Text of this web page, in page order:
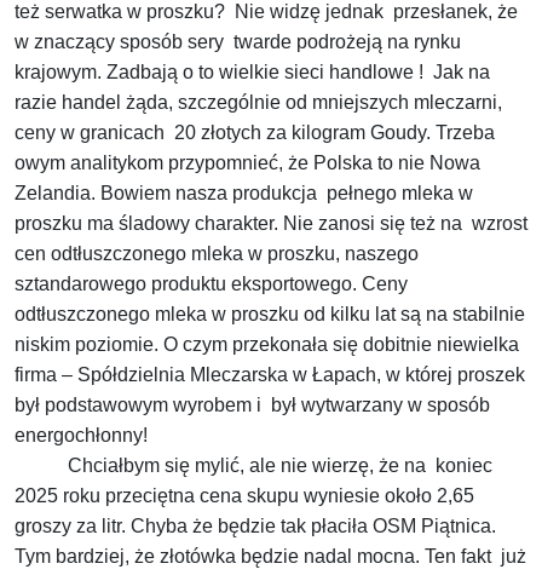
też serwatka w proszku? Nie widzę jednak przesłanek, że
w znaczący sposób sery twarde podrożeją na rynku
krajowym. Zadbają o to wielkie sieci handlowe ! Jak na
razie handel żąda, szczególnie od mniejszych mleczarni,
ceny w granicach 20 złotych za kilogram Goudy. Trzeba
owym analitykom przypomnieć, że Polska to nie Nowa
Zelandia. Bowiem nasza produkcja pełnego mleka w
proszku ma śladowy charakter. Nie zanosi się też na wzrost
cen odtłuszczonego mleka w proszku, naszego
sztandarowego produktu eksportowego. Ceny
odtłuszczonego mleka w proszku od kilku lat są na stabilnie
niskim poziomie. O czym przekonała się dobitnie niewielka
firma – Spółdzielnia Mleczarska w Łapach, w której proszek
był podstawowym wyrobem i był wytwarzany w sposób
energochłonny!
Chciałbym się mylić, ale nie wierzę, że na koniec
2025 roku przeciętna cena skupu wyniesie około 2,65
groszy za litr. Chyba że będzie tak płaciła OSM Piątnica.
Tym bardziej, że złotówka będzie nadal mocna. Ten fakt już